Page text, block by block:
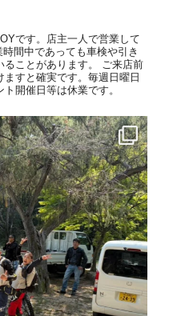
です。店主一人で営業して
間中であっても車検や引き
ことがあります。
ご来店前
すと確実です。毎週日曜日
開催日等は休業です。